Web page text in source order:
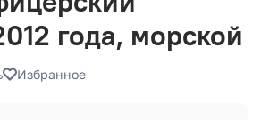
года, морской
Избранное